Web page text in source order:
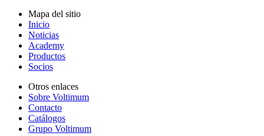
Mapa del sitio
Inicio
Noticias
Academy
Productos
Socios
Otros enlaces
Sobre Voltimum
Contacto
Catálogos
Grupo Voltimum